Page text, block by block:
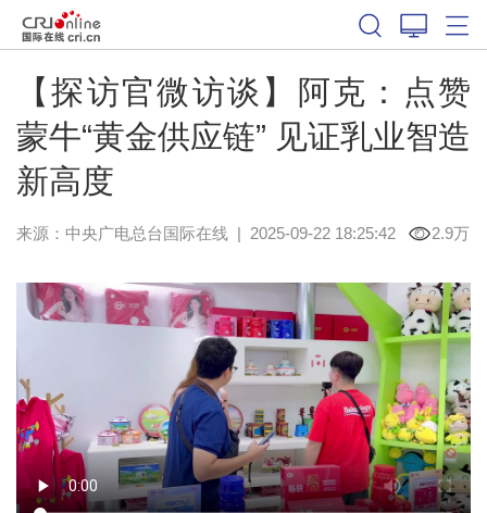
【探访官微访谈】阿克：点赞
蒙牛“黄金供应链” 见证乳业智造
新高度
来源：中央广电总台国际在线| 2025-09-22 18:25:42 2.9万